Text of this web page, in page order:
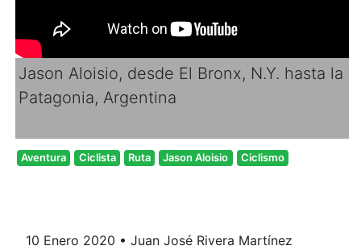
Jason Aloisio, desde El Bronx, N.Y. hasta la
Patagonia, Argentina
Aventura Ciclista Ruta Jason Aloisio Ciclismo
10 Enero 2020 • Juan José Rivera Martínez